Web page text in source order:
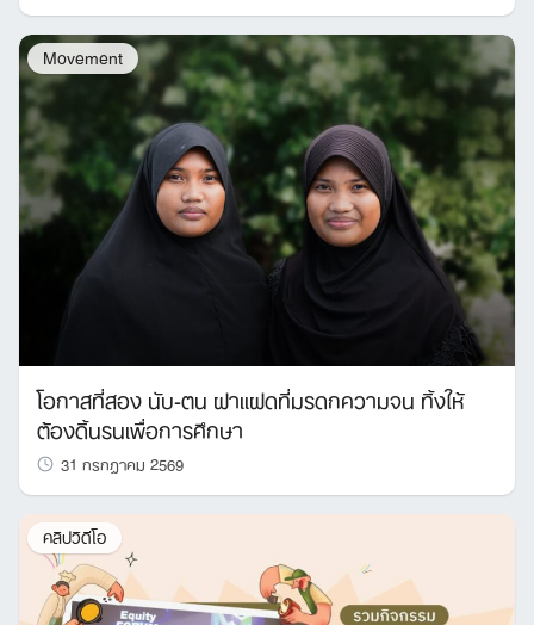
Movement
โอกาสที่สอง นับ-ตน ฝาแฝดที่มรดกความจน ทิ้งให้
ต้องดิ้นรนเพื่อการศึกษา
31 กรกฎาคม 2569
คลิปวิดีโอ